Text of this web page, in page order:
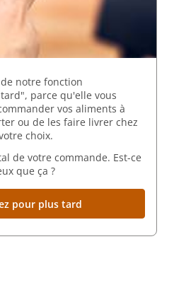
notre fonction
parce qu'elle vous
vos aliments à
ou de les faire livrer chez
choix.
de votre commande. Est-ce
que ça ?
pour plus tard